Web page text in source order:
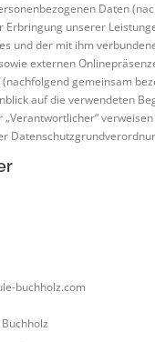
Daten
Erbringung unserer
und der mit ihm
externen
gemeinsam
auf die verwendeten
„Verantwortlicher“
buchholz.com